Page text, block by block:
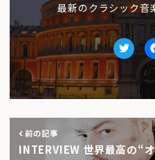
最新のクラシック音
前の記事
INTERVIEW 世界最高の“